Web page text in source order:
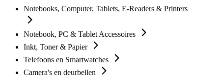
Notebooks, Computer, Tablets, E-Readers & Printers
Notebook, PC & Tablet Accessoires
Inkt, Toner & Papier
Telefoons en Smartwatches
Camera's en deurbellen